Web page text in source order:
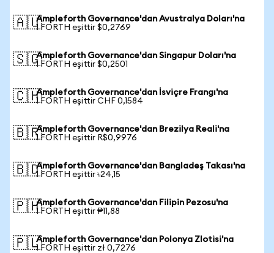
🇦🇺Ampleforth Governance'dan Avustralya Doları'na
1 FORTH eşittir $0,2769
🇸🇬Ampleforth Governance'dan Singapur Doları'na
1 FORTH eşittir $0,2501
🇨🇭Ampleforth Governance'dan İsviçre Frangı'na
1 FORTH eşittir CHF 0,1584
🇧🇷Ampleforth Governance'dan Brezilya Reali'na
1 FORTH eşittir R$0,9976
🇧🇩Ampleforth Governance'dan Bangladeş Takası'na
1 FORTH eşittir ৳24,15
🇵🇭Ampleforth Governance'dan Filipin Pezosu'na
1 FORTH eşittir ₱11,88
🇵🇱Ampleforth Governance'dan Polonya Zlotisi'na
1 FORTH eşittir zł 0,7276